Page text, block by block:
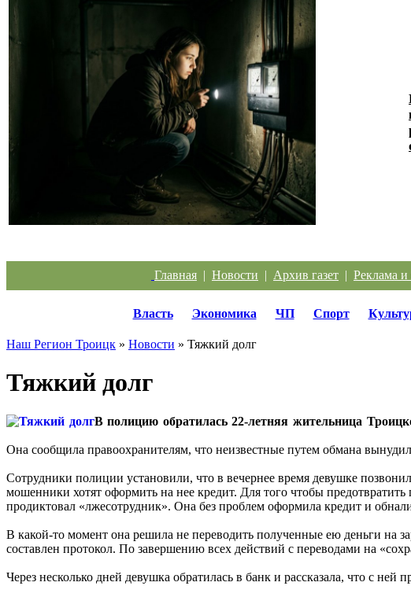
Главная | Новости | Архив газет | Реклама и
Власть Экономика ЧП Спорт
Наш Регион Троицк » Новости » Тяжкий долг
Тяжкий долг
В полицию обратилась 22‑летняя жительница
Она сообщила правоохранителям, что неизвестные путем обмана
Сотрудники полиции установили, что в вечернее время девушке
мошенники хотят оформить на нее кредит. Для того чтобы
продиктовал «лжесотрудник». Она без проблем оформила кредит и
В какой‑то момент она решила не переводить полученные ею деньги на
составлен протокол. По завершению всех действий с переводами на
Через несколько дней девушка обратилась в банк и рассказала, что с ней